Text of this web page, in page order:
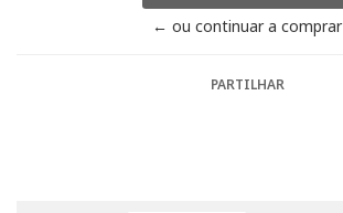
← ou continuar a comprar
PARTILHAR